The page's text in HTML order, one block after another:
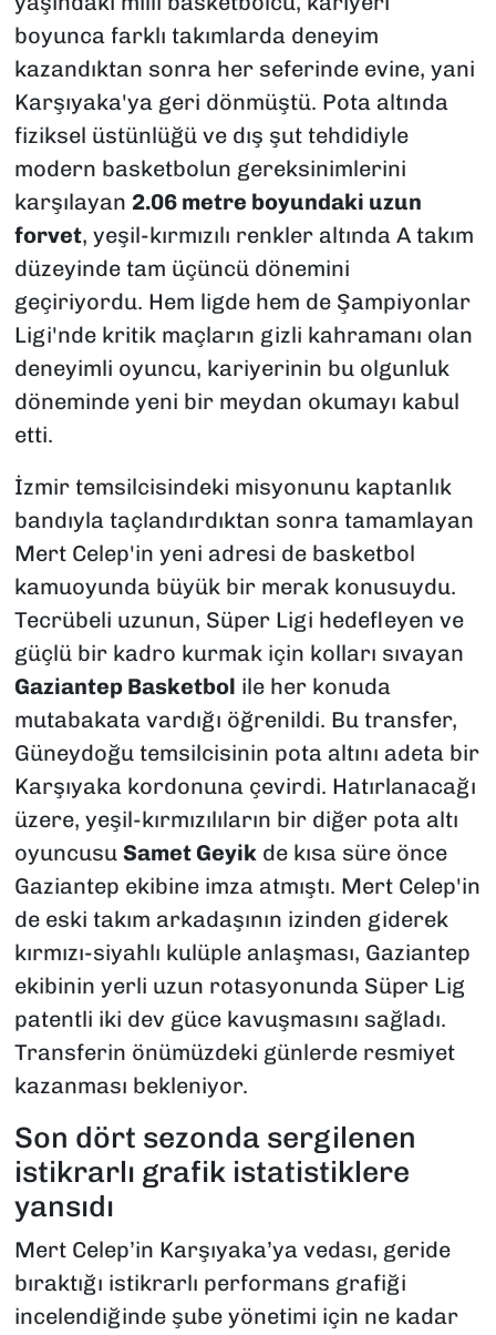
boyunca farklı takımlarda deneyim
kazandıktan sonra her seferinde evine, yani
Karşıyaka'ya geri dönmüştü. Pota altında
fiziksel üstünlüğü ve dış şut tehdidiyle
modern basketbolun gereksinimlerini
karşılayan 2.06 metre boyundaki uzun
forvet, yeşil-kırmızılı renkler altında A takım
düzeyinde tam üçüncü dönemini
geçiriyordu. Hem ligde hem de Şampiyonlar
Ligi'nde kritik maçların gizli kahramanı olan
deneyimli oyuncu, kariyerinin bu olgunluk
döneminde yeni bir meydan okumayı kabul
etti.
İzmir temsilcisindeki misyonunu kaptanlık
bandıyla taçlandırdıktan sonra tamamlayan
Mert Celep'in yeni adresi de basketbol
kamuoyunda büyük bir merak konusuydu.
Tecrübeli uzunun, Süper Ligi hedefleyen ve
güçlü bir kadro kurmak için kolları sıvayan
Gaziantep Basketbol ile her konuda
mutabakata vardığı öğrenildi. Bu transfer,
Güneydoğu temsilcisinin pota altını adeta bir
Karşıyaka kordonuna çevirdi. Hatırlanacağı
üzere, yeşil-kırmızılıların bir diğer pota altı
oyuncusu Samet Geyik de kısa süre önce
Gaziantep ekibine imza atmıştı. Mert Celep'in
de eski takım arkadaşının izinden giderek
kırmızı-siyahlı kulüple anlaşması, Gaziantep
ekibinin yerli uzun rotasyonunda Süper Lig
patentli iki dev güce kavuşmasını sağladı.
Transferin önümüzdeki günlerde resmiyet
kazanması bekleniyor.
Son dört sezonda sergilenen
istikrarlı grafik istatistiklere
yansıdı
Mert Celep’in Karşıyaka’ya vedası, geride
bıraktığı istikrarlı performans grafiği
incelendiğinde şube yönetimi için ne kadar